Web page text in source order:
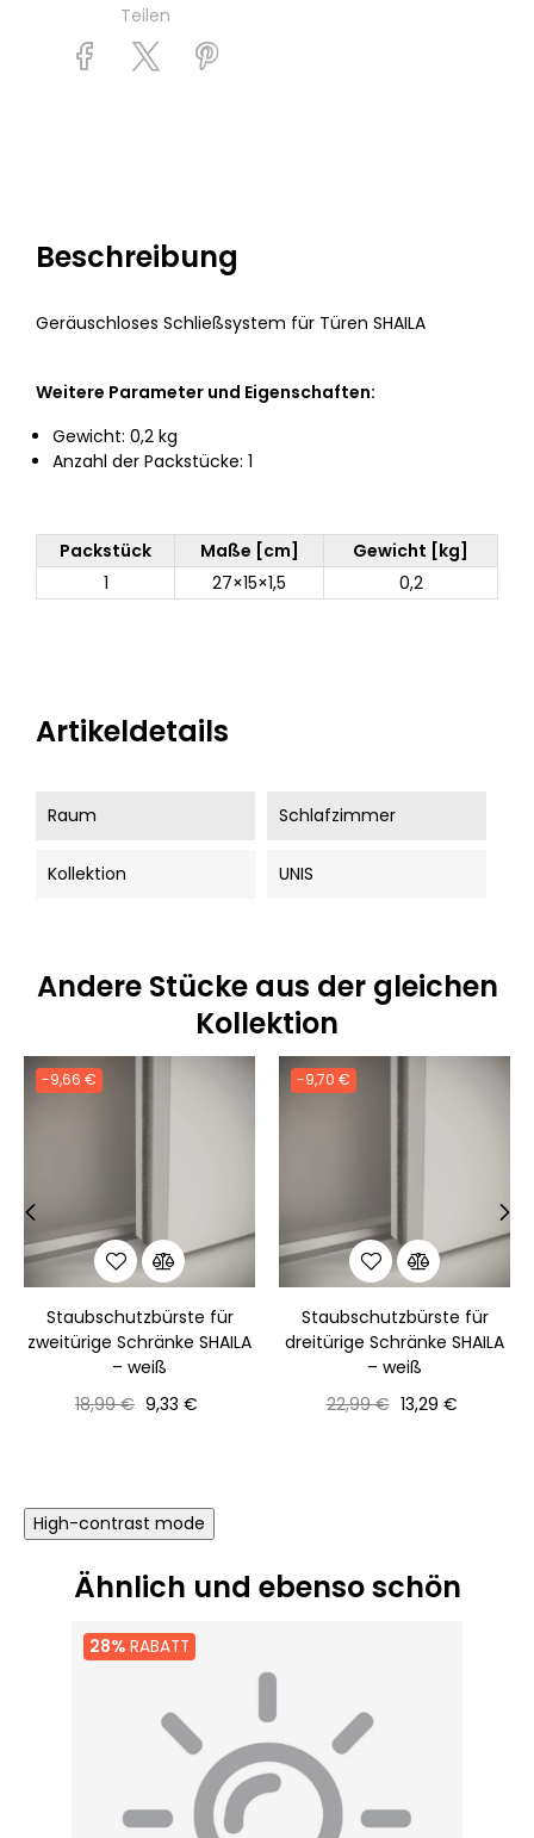
Teilen
Beschreibung
Geräuschloses Schließsystem für Türen SHAILA
Weitere Parameter und Eigenschaften:
Gewicht: 0,2 kg
Anzahl der Packstücke: 1
Packstück Maße [cm]
Gewicht [kg]
1
27×15×1,5 0,2
Artikeldetails
Raum Schlafzimmer
Kollektion UNIS
Andere Stücke aus der gleichen
Kollektion
-9,66 €
Staubschutzbürste für
zweitürige Schränke SHAILA
– weiß
Normaler
18,99 € Preis
9,33 €
-9,70 €
Staubschutzbürste für
dreitürige Schränke SHAILA
– weiß
Normaler
22,99 € Preis
13,29 €
‹
High-contrast mode
Ähnlich und ebenso schön
28% RABATT